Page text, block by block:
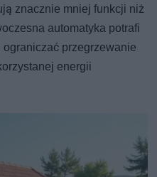
znacznie mniej funkcji niż
automatyka potrafi
ograniczać przegrzewanie
energii